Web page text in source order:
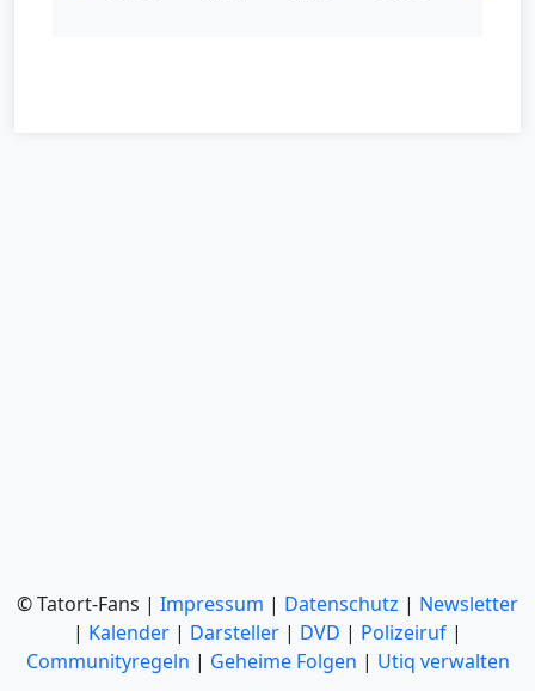
© Tatort-Fans | Impressum | Datenschutz | Newsletter
| Kalender | Darsteller | DVD | Polizeiruf |
Communityregeln | Geheime Folgen | Utiq verwalten